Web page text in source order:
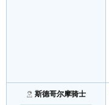
斯德哥尔摩骑士